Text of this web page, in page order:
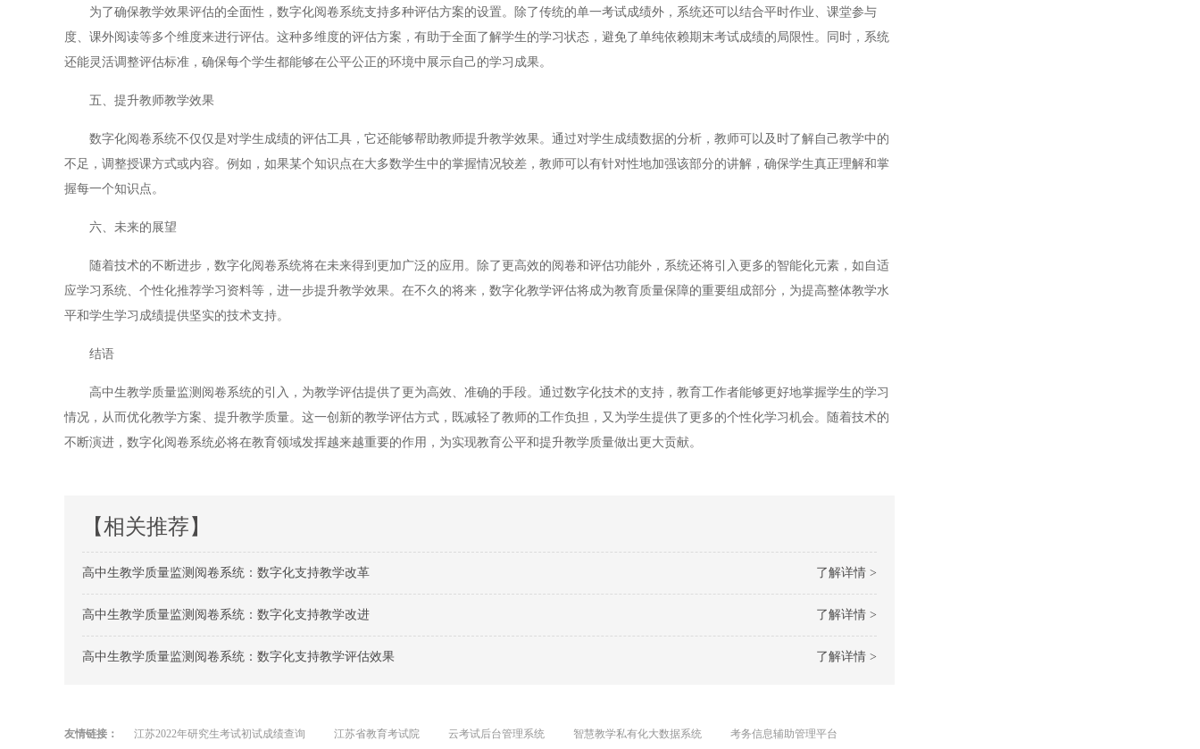
为了确保教学效果评估的全面性，数字化阅卷系统支持多种评估方案的设置。除了传统的单一考试成绩外，系统还可以结合平时作业、课堂参与
度、课外阅读等多个维度来进行评估。这种多维度的评估方案，有助于全面了解学生的学习状态，避免了单纯依赖期末考试成绩的局限性。同时，系统
还能灵活调整评估标准，确保每个学生都能够在公平公正的环境中展示自己的学习成果。
五、提升教师教学效果
数字化阅卷系统不仅仅是对学生成绩的评估工具，它还能够帮助教师提升教学效果。通过对学生成绩数据的分析，教师可以及时了解自己教学中的
不足，调整授课方式或内容。例如，如果某个知识点在大多数学生中的掌握情况较差，教师可以有针对性地加强该部分的讲解，确保学生真正理解和掌
握每一个知识点。
六、未来的展望
随着技术的不断进步，数字化阅卷系统将在未来得到更加广泛的应用。除了更高效的阅卷和评估功能外，系统还将引入更多的智能化元素，如自适
应学习系统、个性化推荐学习资料等，进一步提升教学效果。在不久的将来，数字化教学评估将成为教育质量保障的重要组成部分，为提高整体教学水
平和学生学习成绩提供坚实的技术支持。
结语
高中生教学质量监测阅卷系统的引入，为教学评估提供了更为高效、准确的手段。通过数字化技术的支持，教育工作者能够更好地掌握学生的学习
情况，从而优化教学方案、提升教学质量。这一创新的教学评估方式，既减轻了教师的工作负担，又为学生提供了更多的个性化学习机会。随着技术的
不断演进，数字化阅卷系统必将在教育领域发挥越来越重要的作用，为实现教育公平和提升教学质量做出更大贡献。
【相关推荐】
了解详情 >
高中生教学质量监测阅卷系统：数字化支持教学改革
了解详情 >
高中生教学质量监测阅卷系统：数字化支持教学改进
了解详情 >
高中生教学质量监测阅卷系统：数字化支持教学评估效果
友情链接： 江苏2022年研究生考试初试成绩查询 江苏省教育考试院 云考试后台管理系统 智慧教学私有化大数据系统 考务信息辅助管理平台